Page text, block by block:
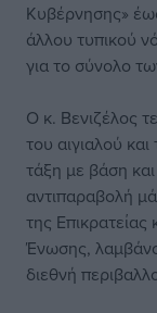
Κυβέρνησης»
άλλου τυπικού
για το σύνολο
Ο κ. Βενιζέλος
του αιγιαλού
τάξη με βάση
αντιπαραβολή
της
Ένωσης,
διεθνή